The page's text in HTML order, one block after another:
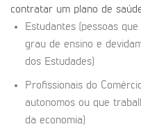
contratar um plano de
Estudantes (pessoas
grau de ensino e
dos Estudades)
Profissionais do
autonomos ou que
da economia)